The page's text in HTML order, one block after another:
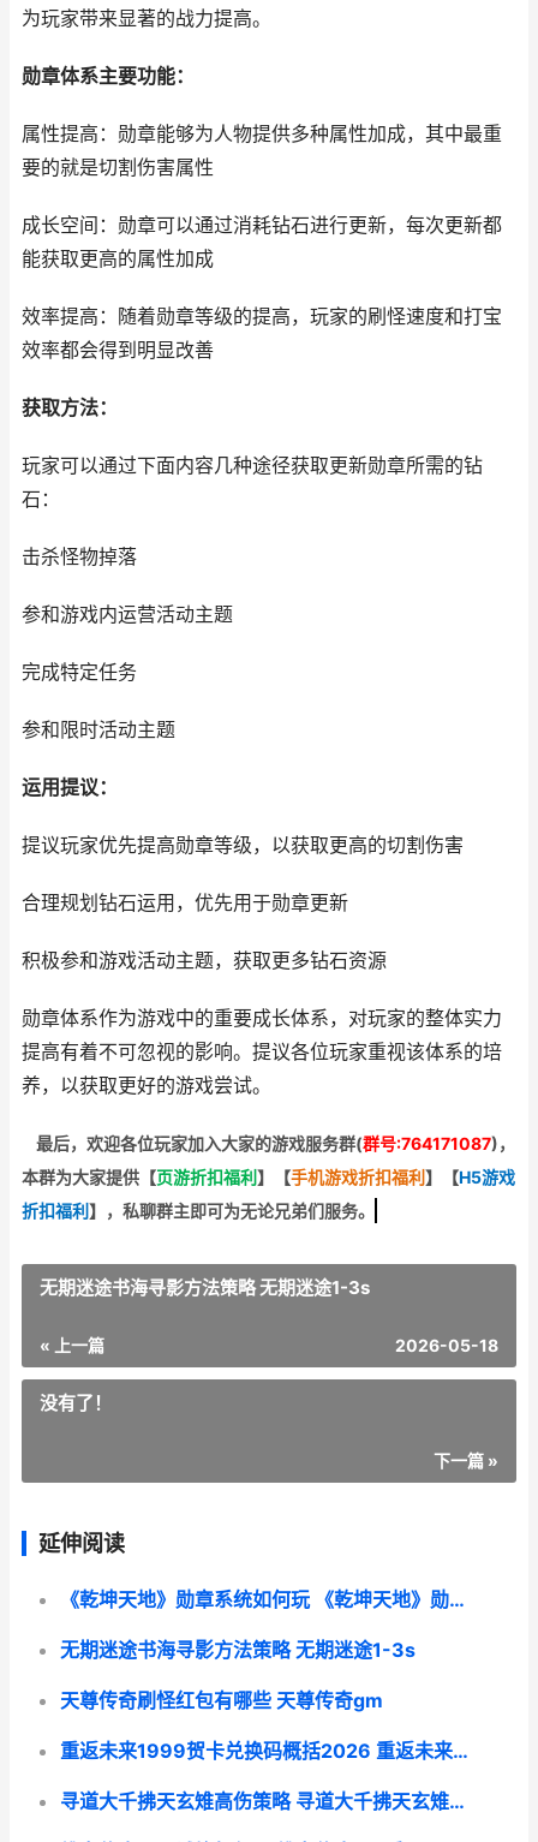
为玩家带来显著的战力提高。
勋章体系主要功能：
属性提高：勋章能够为人物提供多种属性加成，其中最重
要的就是切割伤害属性
成长空间：勋章可以通过消耗钻石进行更新，每次更新都
能获取更高的属性加成
效率提高：随着勋章等级的提高，玩家的刷怪速度和打宝
效率都会得到明显改善
获取方法：
玩家可以通过下面内容几种途径获取更新勋章所需的钻
石：
击杀怪物掉落
参和游戏内运营活动主题
完成特定任务
参和限时活动主题
运用提议：
提议玩家优先提高勋章等级，以获取更高的切割伤害
合理规划钻石运用，优先用于勋章更新
积极参和游戏活动主题，获取更多钻石资源
勋章体系作为游戏中的重要成长体系，对玩家的整体实力
提高有着不可忽视的影响。提议各位玩家重视该体系的培
养，以获取更好的游戏尝试。
最后，欢迎各位玩家加入大家的游戏服务群(群号:764171087)，
本群为大家提供【页游折扣福利 】 【手机游戏折扣福利 】 【H5游戏
折扣福利 】 ，私聊群主即可为无论兄弟们服务。
无期迷途书海寻影方法策略 无期迷途1-3s
« 上一篇 2026-05-18
没有了！
下一篇 »
延伸阅读
《乾坤天地》勋章系统如何玩 《乾坤天地》勋章是什么
无期迷途书海寻影方法策略 无期迷途1-3s
天尊传奇刷怪红包有哪些 天尊传奇gm
重返未来1999贺卡兑换码概括2026 重返未来1999是什么类型
寻道大千拂天玄雉高伤策略 寻道大千拂天玄雉怎么打伤害最高